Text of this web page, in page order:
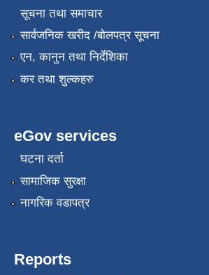
सूचना तथा समाचार
सार्वजनिक खरीद /बोलपत्र सूचना
एन, कानुन तथा निर्देशिका
कर तथा शुल्कहरु
eGov services
घटना दर्ता
सामाजिक सुरक्षा
नागरिक वडापत्र
Reports